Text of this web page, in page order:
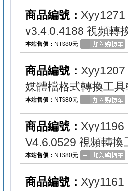
商品編號： Xyy1271
v3.4.0.4188 視頻轉
本站售價： NT$80元
商品編號： Xyy1207
媒體檔格式轉換工
本站售價： NT$80元
商品編號： Xyy1196
V4.6.0529 視頻轉換
本站售價： NT$80元
商品編號： Xyy1161